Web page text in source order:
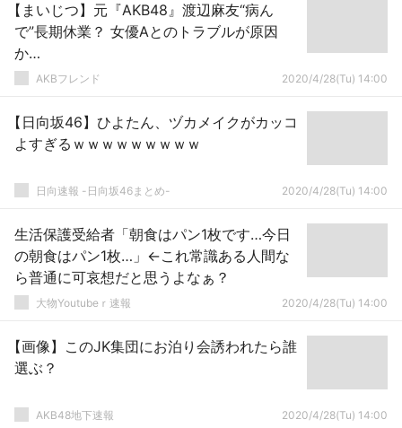
【まいじつ】元『AKB48』渡辺麻友“病ん
で”長期休業？ 女優Aとのトラブルが原因
か…
AKBフレンド 2020/4/28(Tu) 14:00
【日向坂46】ひよたん、ヅカメイクがカッコ
よすぎるｗｗｗｗｗｗｗｗｗ
日向速報 -日向坂46まとめ- 2020/4/28(Tu) 14:00
生活保護受給者「朝食はパン1枚です…今日
の朝食はパン1枚…」←これ常識ある人間な
ら普通に可哀想だと思うよなぁ？
大物Youtubeｒ速報 2020/4/28(Tu) 14:00
【画像】このJK集団にお泊り会誘われたら誰
選ぶ？
AKB48地下速報 2020/4/28(Tu) 14:00